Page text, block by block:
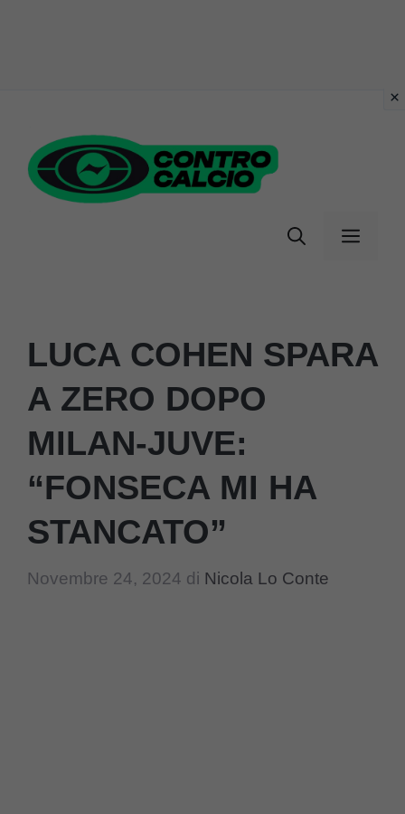
contenuto
Menu
LUCA COHEN SPARA
A ZERO DOPO
MILAN-JUVE:
“FONSECA MI HA
STANCATO”
Novembre 24, 2024 di Nicola Lo Conte